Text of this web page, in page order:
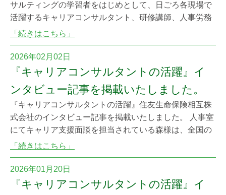
サルティングの学習者をはじめとして、日ごろ各現場で
活躍するキャリアコンサルタント、研修講師、人事労務
担当者等、キャリアコンサルティングに関わる全ての方
料・情報を、簡潔かつ網羅的にワンストップで提供する
ことを目的に、2018年度から毎年発刊されています。 詳
「続きはこちら」
2026年02月02日
『キャリアコンサルタントの活躍』イ
ンタビュー記事を掲載いたしました。
『キャリアコンサルタントの活躍』住友生命保険相互株
式会社のインタビュー記事を掲載いたしました。 人事室
にてキャリア支援面談を担当されている森様は、全国の
職員に対し、管理職面談とは一線を画した「頭の整理を
得ています。 職員が意欲的に職務に取り組めるよう支援
することにやりがいを感じている森様の活動は、同社の
「続きはこちら」
2026年01月20日
『キャリアコンサルタントの活躍』イ